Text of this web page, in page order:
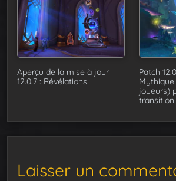
Aperçu de la mise à jour
12.0.7 : Révélations
Patch
Mythique
joueurs)
transition
Laisser un